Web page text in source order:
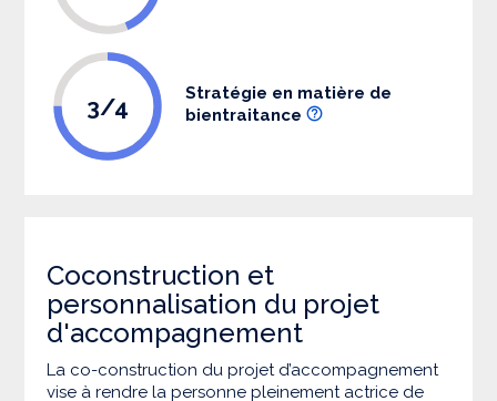
3/4
Stratégie en matière de
bientraitance
Coconstruction et
personnalisation du projet
d'accompagnement
La co-construction du projet d’accompagnement
vise à rendre la personne pleinement actrice de